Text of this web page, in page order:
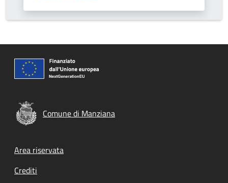
Comune di Manziana
Footer menu
Area riservata
Crediti